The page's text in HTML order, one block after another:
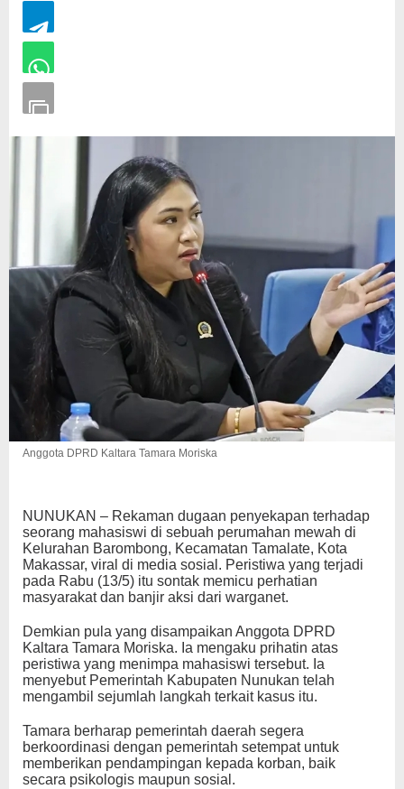
Anggota DPRD Kaltara Tamara Moriska
NUNUKAN – Rekaman dugaan penyekapan terhadap
seorang mahasiswi di sebuah perumahan mewah di
Kelurahan Barombong, Kecamatan Tamalate, Kota
Makassar, viral di media sosial. Peristiwa yang terjadi
pada Rabu (13/5) itu sontak memicu perhatian
masyarakat dan banjir aksi dari warganet.
Demkian pula yang disampaikan Anggota DPRD
Kaltara Tamara Moriska. Ia mengaku prihatin atas
peristiwa yang menimpa mahasiswi tersebut. Ia
menyebut Pemerintah Kabupaten Nunukan telah
mengambil sejumlah langkah terkait kasus itu.
Tamara berharap pemerintah daerah segera
berkoordinasi dengan pemerintah setempat untuk
memberikan pendampingan kepada korban, baik
secara psikologis maupun sosial.